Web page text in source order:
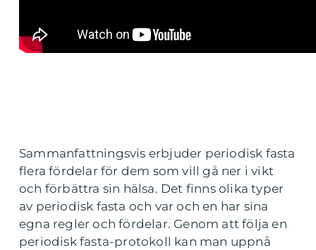
Sammanfattningsvis erbjuder periodisk fasta
flera fördelar för dem som vill gå ner i vikt
och förbättra sin hälsa. Det finns olika typer
av periodisk fasta och var och en har sina
egna regler och fördelar. Genom att följa en
periodisk fasta-protokoll kan man uppnå